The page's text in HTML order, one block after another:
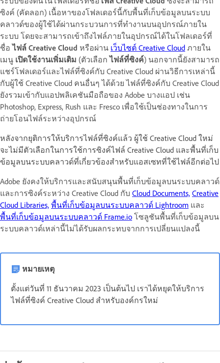
ซิงค์ (คัดลอก) เนื้อหาของโฟลเดอร์นี้กับพื้นที่เก็บข้อมูลบนระบบ
คลาวด์ของผู้ใช้ได้ผ่านกระบวนการที่ทำงานบนอุปกรณ์ภายใน
ระบบ โดยจะสามารถเข้าถึงไฟล์ภายในอุปกรณ์ได้ในโฟลเดอร์ที่
ชื่อไฟล์ Creative Cloud หรือผ่าน เว็บไซต์ Creative Cloud ภายใน
เมนู เปิดใช้งานเพิ่มเติม (ตัวเลือกไฟล์ที่ซิงค์) นอกจากนี้ยังสามารถ
แชร์โฟลเดอร์และไฟล์ที่ซิงค์กับ Creative Cloud ผ่านวิธีการเหล่านี้
กับผู้ใช้ Creative Cloud คนอื่นๆ ได้ด้วย ไฟล์ที่ซิงค์กับ Creative Cloud
ยังรวมเข้ากับแอปพลิเคชันมือถือของ Adobe บางแอป เช่น
Photoshop, Express, Rush และ Fresco เพื่อใช้เป็นช่องทางในการ
ถ่ายโอนไฟล์ระหว่างอุปกรณ์
หลังจากยุติการให้บริการไฟล์ที่ซิงค์แล้ว ผู้ใช้ Creative Cloud ใหม่
จะไม่มีตัวเลือกในการใช้การซิงค์ไฟล์ Creative Cloud และพื้นที่เก็บ
ข้อมูลบนระบบคลาวด์ที่เกี่ยวข้องสำหรับแอสเซทที่ใช้ไฟล์อีกต่อไป
Adobe ยังคงให้บริการและสนับสนุนพื้นที่เก็บข้อมูลบนระบบคลาวด์
และการซิงค์ระหว่าง Creative Cloud กับ Cloud Documents, Creative
Cloud Libraries, พื้นที่เก็บข้อมูลบนระบบคลาวด์ Lightroom และ
พื้นที่เก็บข้อมูลบนระบบคลาวด์ Frame.io โซลูชันพื้นที่เก็บข้อมูลบน
ระบบคลาวด์เหล่านี้ไม่ได้รับผลกระทบจากการเปลี่ยนแปลงนี้
หมายเหตุ
ตั้งแต่วันที่ 11 ธันวาคม 2023 เป็นต้นไป เราได้หยุดให้บริการ
ไฟล์ที่ซิงค์ Creative Cloud สำหรับองค์กรใหม่